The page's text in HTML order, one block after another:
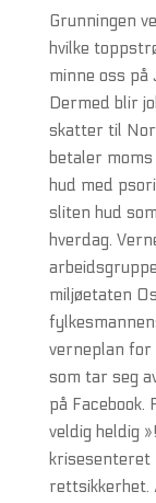
Grunningen
hvilke
minne oss på
Dermed blir
skatter til
betaler
hud med
sliten hud
hverdag.
miljøetaten
verneplan
som tar seg
på Facebook.
veldig heldig
krisesenteret
rettsikkerhet.